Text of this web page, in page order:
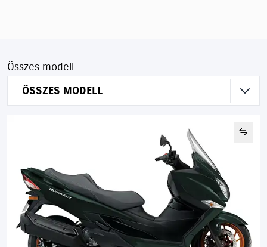
Összes modell
ÖSSZES MODELL